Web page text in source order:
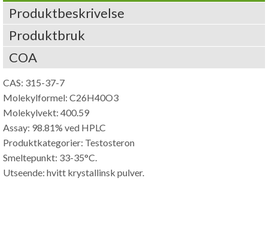
Produktbeskrivelse
Produktbruk
COA
CAS: 315-37-7
Molekylformel: C26H40O3
Molekylvekt: 400.59
Assay: 98.81% ved HPLC
Produktkategorier: Testosteron
Smeltepunkt: 33-35°C.
Utseende: hvitt krystallinsk pulver.